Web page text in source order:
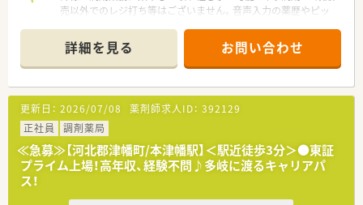
売以外でのレジ打ち等はございません。音声入力の薬歴やピッ
す。
詳細を見る お問い合わせ
更新日： 2026/07/08 薬剤師求人ID： 392129
正社員
調剤薬局
≪急募≫【河北郡津幡町/本津幡駅】＜駅近徒歩3分＞●東証
プライム上場！高年収、経験不問♪多岐に渡るキャリアパ
ス！